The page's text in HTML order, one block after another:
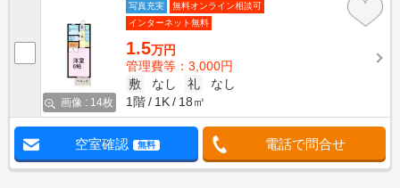
画像 : 14枚
写真充実
無料オンライン相談可
インターネット無料
1.5万円
管理費等：3,000円
敷
なし 礼
なし
1階
1K 18㎡
空室確認 無料 電話で問合せ